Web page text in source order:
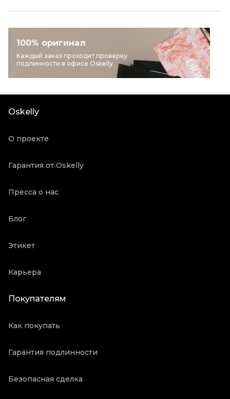
Категория
Бренд
STUART WEITZMAN
Материал обуви
Замша
Продавец
100% оригинал
Каждый заказ проходит проверку
подлинности в офисе Oskelly
Oskelly
О проекте
Гарантия от Oskelly
Пресса о нас
Блог
Этикет
Карьера
Покупателям
Как покупать
Гарантия подлинности
Безопасная сделка